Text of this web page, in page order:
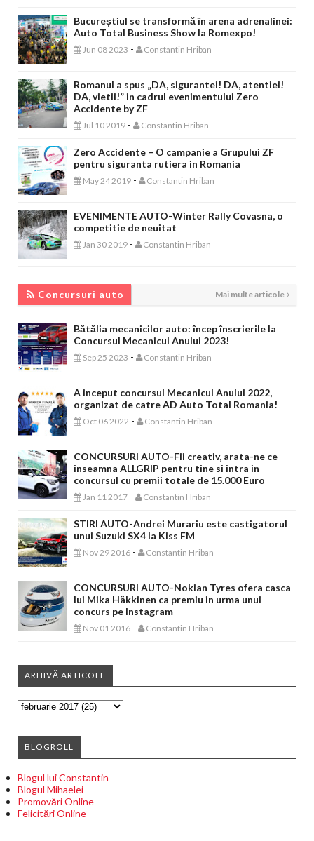
Bucureștiul se transformă în arena adrenalinei:
Auto Total Business Show la Romexpo!
Jun 08 2023 - Constantin Hriban
Romanul a spus „DA, sigurantei! DA, atentiei!
DA, vietii!” in cadrul evenimentului Zero
Accidente by ZF
Jul 10 2019 - Constantin Hriban
Zero Accidente – O campanie a Grupului ZF
pentru siguranta rutiera in Romania
May 24 2019 - Constantin Hriban
EVENIMENTE AUTO-Winter Rally Covasna, o
competitie de neuitat
Jan 30 2019 - Constantin Hriban
Concursuri auto Mai multe articole
Bătălia mecanicilor auto: încep înscrierile la
Concursul Mecanicul Anului 2023!
Sep 25 2023 - Constantin Hriban
A inceput concursul Mecanicul Anului 2022,
organizat de catre AD Auto Total Romania!
Oct 06 2022 - Constantin Hriban
CONCURSURI AUTO-Fii creativ, arata-ne ce
inseamna ALLGRIP pentru tine si intra in
concursul cu premii totale de 15.000 Euro
Jan 11 2017 - Constantin Hriban
STIRI AUTO-Andrei Murariu este castigatorul
unui Suzuki SX4 la Kiss FM
Nov 29 2016 - Constantin Hriban
CONCURSURI AUTO-Nokian Tyres ofera casca
lui Mika Häkkinen ca premiu in urma unui
concurs pe Instagram
Nov 01 2016 - Constantin Hriban
ARHIVĂ ARTICOLE
BLOGROLL
Blogul lui Constantin
Blogul Mihaelei
Promovări Online
Felicitări Online